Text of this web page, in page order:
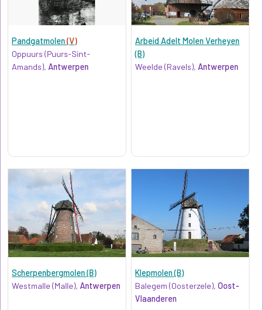
Pandgatmolen(V)
Oppuurs (Puurs-Sint-
Amands), Antwerpen
Arbeid Adelt Molen Verheyen
(B)
Weelde (Ravels),Antwerpen
Scherpenbergmolen (B)
Westmalle (Malle), Antwerpen
Klepmolen (B)
Balegem (Oosterzele),Oost-
Vlaanderen